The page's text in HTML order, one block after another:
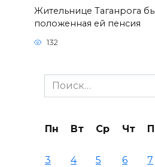
Жительнице Таганрога
положенная ей пенсия
132
Search
for:
Пн Вт Ср Чт
3
4 5 6 7